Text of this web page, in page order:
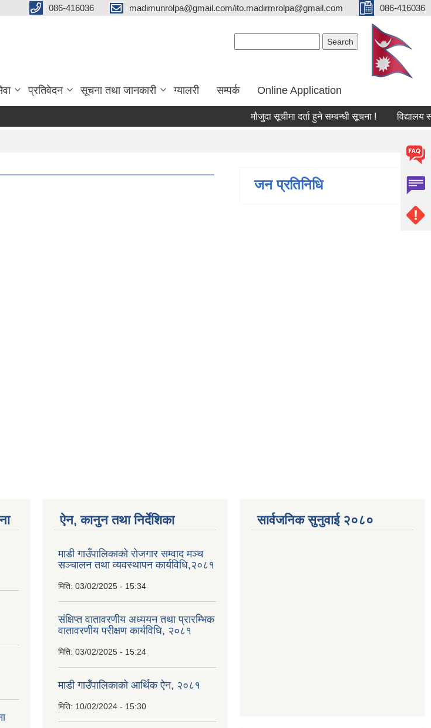
086-416036 madimunrolpa@gmail.com/ito.madirmrolpa@gmail.com 086-416036
प्रतिवेदन सूचना तथा जानकारी ग्यालरी सम्पर्क Online Application
मौजुदा सूचीमा दर्ता हुने सम्बन्धी सूचना ! विद्यालय
जन प्रतिनिधि
ऐन, कानुन तथा निर्देशिका
माडी गाउँपालिकाको रोजगार सम्वाद मञ्च
सञ्चालन तथा व्यवस्थापन कार्यविधि,२०८१
मिति: 03/02/2025 - 15:34
संक्षिप्त वातावरणीय अध्ययन तथा प्रारम्भिक
वातावरणीय परीक्षण कार्यविधि, २०८१
मिति: 03/02/2025 - 15:24
माडी गाउँपालिकाको आर्थिक ऐन, २०८१
मिति: 10/02/2024 - 15:30
सार्वजनिक सुनुवाई २०८०